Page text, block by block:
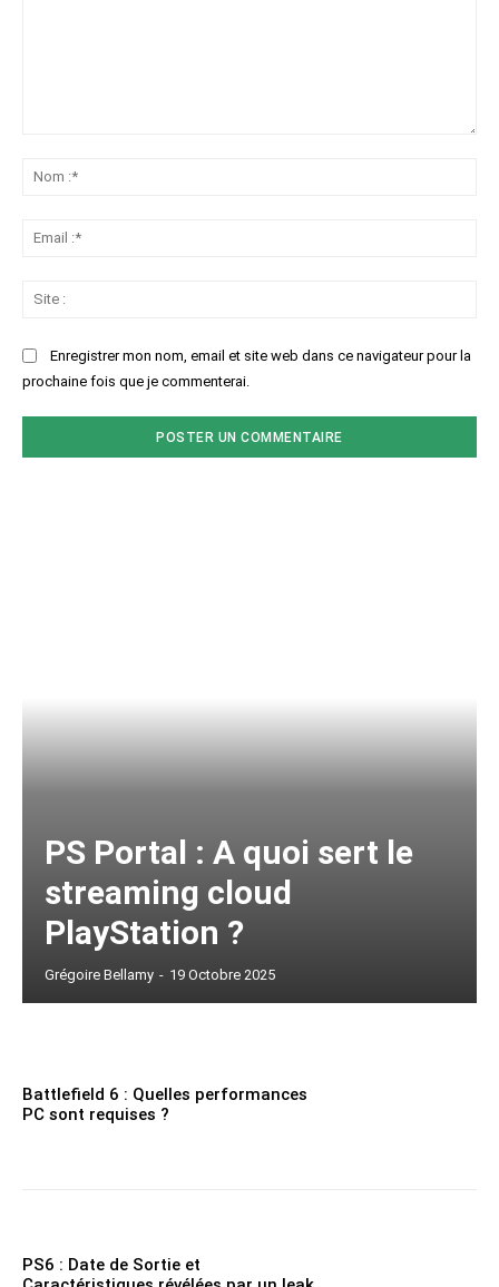
Enregistrer mon nom, email et site web dans ce navigateur pour la
prochaine fois que je commenterai.
PS Portal : A quoi sert le
streaming cloud
PlayStation ?
Grégoire Bellamy - 19 Octobre 2025
Battlefield 6 : Quelles performances
PC sont requises ?
PS6 : Date de Sortie et